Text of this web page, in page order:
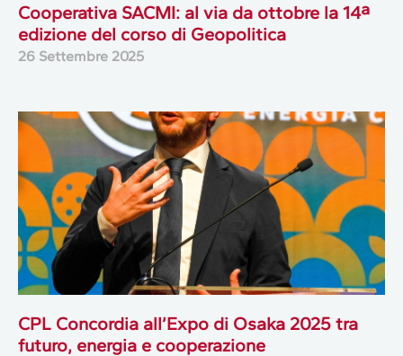
Cooperativa SACMI: al via da ottobre la 14ª
edizione del corso di Geopolitica
26 Settembre 2025
CPL Concordia all’Expo di Osaka 2025 tra
futuro, energia e cooperazione